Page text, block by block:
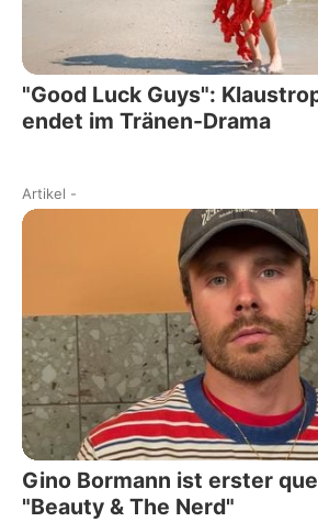
"Good Luck Guys":
endet im Tränen-Drama
Artikel -
Gino Bormann ist erster
"Beauty & The Nerd"